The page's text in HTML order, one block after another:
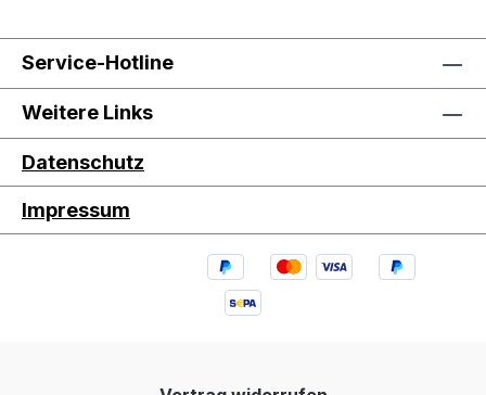
Service-Hotline
Weitere Links
Datenschutz
Impressum